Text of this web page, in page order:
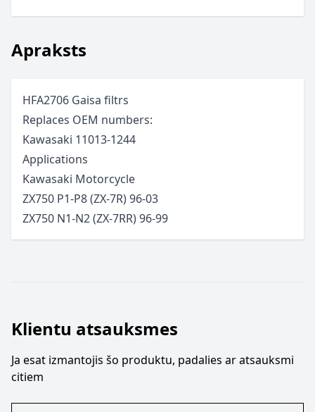
Apraksts
HFA2706 Gaisa filtrs
Replaces OEM numbers:
Kawasaki 11013-1244
Applications
Kawasaki Motorcycle
ZX750 P1-P8 (ZX-7R)96-03
ZX750 N1-N2 (ZX-7RR)96-99
Klientu atsauksmes
Ja esat izmantojis šo produktu, padalies ar atsauksmi
citiem